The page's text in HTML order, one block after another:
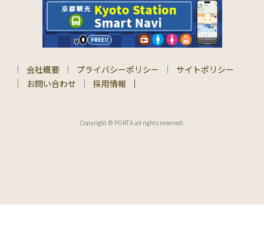
会社概要 プライバシーポリシー
サイトポリシー
お問い合わせ
採用情報
Copyright © PORTA all rights reserved.